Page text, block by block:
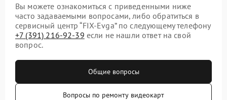
Вы можете ознакомиться с приведенными ниже
часто задаваемыми вопросами, либо обратиться в
сервисный центр “FIX-Evga” по следующему телефону
+7 (391) 216-92-39 если не нашли ответ на свой
вопрос.
Общие вопросы
Вопросы по ремонту видеокарт